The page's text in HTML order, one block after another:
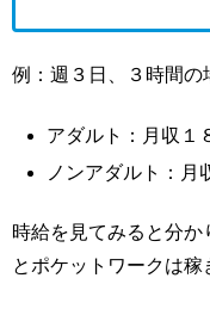
例：週３日、３時間の
アダルト：月収１
ノンアダルト：月
時給を見てみると分
とポケットワークは稼